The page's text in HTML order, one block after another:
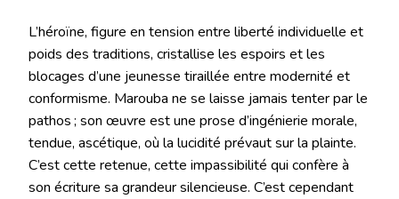
L’héroïne, figure en tension entre liberté individuelle et
poids des traditions, cristallise les espoirs et les
blocages d’une jeunesse tiraillée entre modernité et
conformisme. Marouba ne se laisse jamais tenter par le
pathos ; son œuvre est une prose d’ingénierie morale,
tendue, ascétique, où la lucidité prévaut sur la plainte.
C’est cette retenue, cette impassibilité qui confère à
son écriture sa grandeur silencieuse. C’est cependant